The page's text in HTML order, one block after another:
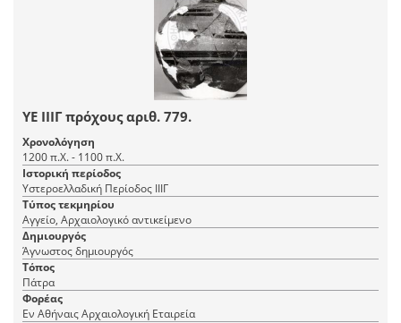
ΥΕ ΙΙΙΓ πρόχους αριθ. 779.
Χρονολόγηση
1200 π.Χ. - 1100 π.Χ.
Ιστορική περίοδος
Υστεροελλαδική Περίοδος ΙΙΙΓ
Τύπος τεκμηρίου
Αγγείο, Αρχαιολογικό αντικείμενο
Δημιουργός
Άγνωστος δημιουργός
Τόπος
Πάτρα
Φορέας
Εν Αθήναις Αρχαιολογική Εταιρεία